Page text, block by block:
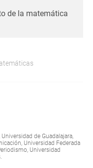
de la matemática
de Guadalajara,
Universidad Federada
Universidad